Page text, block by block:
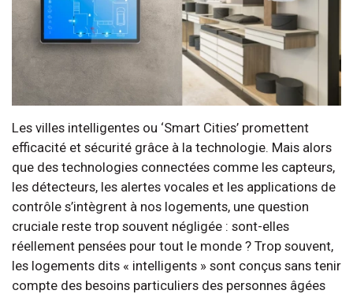
Les villes intelligentes ou ‘Smart Cities’ promettent
efficacité et sécurité grâce à la technologie. Mais alors
que des technologies connectées comme les capteurs,
les détecteurs, les alertes vocales et les applications de
contrôle s’intègrent à nos logements, une question
cruciale reste trop souvent négligée : sont-elles
réellement pensées pour tout le monde ? Trop souvent,
les logements dits « intelligents » sont conçus sans tenir
compte des besoins particuliers des personnes âgées